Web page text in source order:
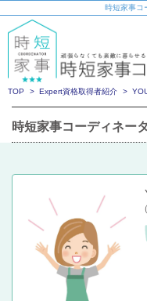
時短家事コ
TOP Expert資格取得者紹介
時短家事コーディネー